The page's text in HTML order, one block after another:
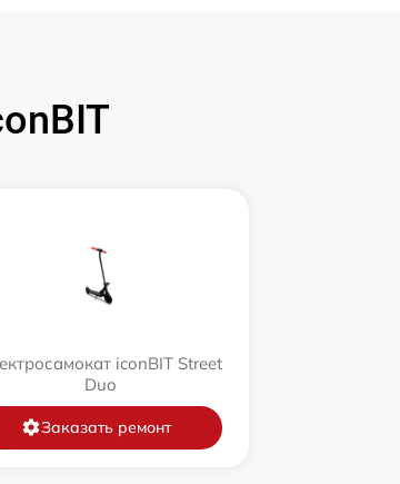
iconBIT Street
Duo
Заказать ремонт